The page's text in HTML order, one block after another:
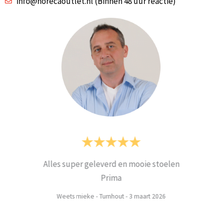
Alles super geleverd en mooie stoelen
Prima
Weets mieke-Turnhout- 3 maart 2026